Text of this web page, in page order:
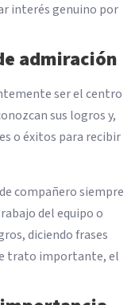
interés genuino por
admiración
ser el centro
sus logros y,
o éxitos para recibir
compañero siempre
del equipo o
diciendo frases
trato importante, el